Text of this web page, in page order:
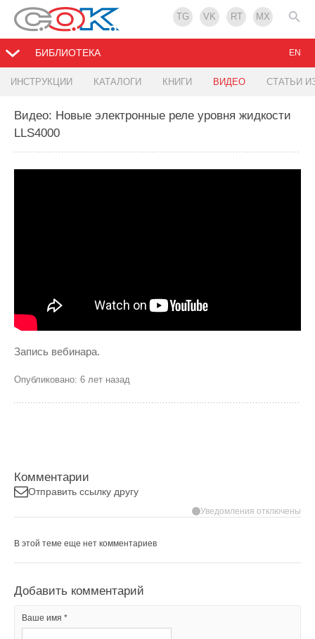
TG VK RT MX
БИБЛИОТЕКА
ИНСТРУКЦИИ КАТАЛОГИ КНИГИ ВИДЕО СТАТЬИ
EN
Видео: Новые электронные реле уровня жидкости
LLS4000
Запись вебинара.
Опубликовано: 6 лет назад
Комментарии
Отправить ссылку другу
Уведомления отключены
В этой теме еще нет комментариев
Добавить комментарий
Ваше имя *